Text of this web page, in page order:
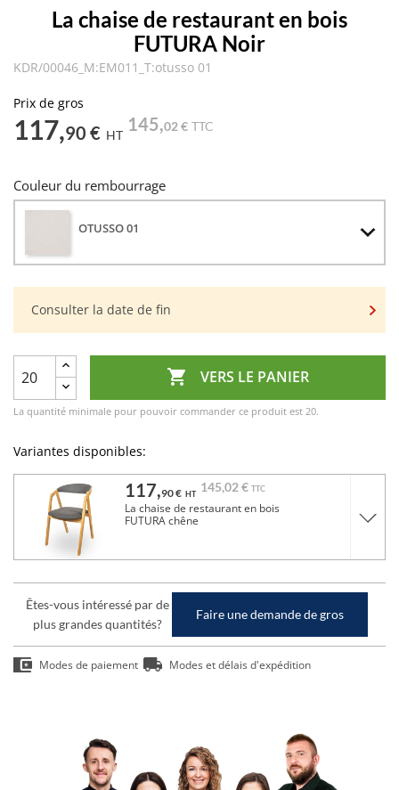
La chaise de restaurant en bois
FUTURA Noir
KDR/00046_M:EM011_T:otusso 01
Prix de gros
117,90 € HT
145,02 € TTC
Couleur du rembourrage
OTUSSO 01
Consulter la date de fin
 VERS LE PANIER
La quantité minimale pour pouvoir commander ce produit est 20.
Variantes disponibles:
117,90 € HT 145,02 € TTC
La chaise de restaurant en bois
FUTURA chêne
Êtes-vous intéressé par de
plus grandes quantités?
Faire une demande de gros
Modes de paiement Modes et délais d'expédition